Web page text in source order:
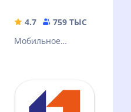
185.53 MB
4.7 759 ТЫС
Мобильное